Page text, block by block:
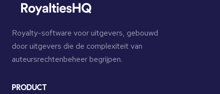
Royalty-software voor uitgevers, gebouwd
door uitgevers die de complexiteit van
auteursrechtenbeheer begrijpen.
PRODUCT